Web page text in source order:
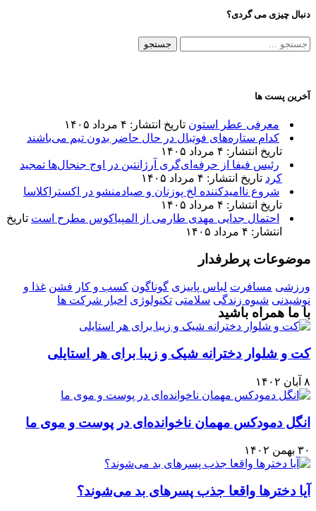
دنبال چیزی می گردی؟
جستجو
آخرین پست ها
معرفی عطر استون تاریخ انتشار: ۴ مرداد ۱۴۰۵
کدام ستاره‌های فوتبال در حال حاضر بدون تیم می‌باشند
تاریخ انتشار: ۴ مرداد ۱۴۰۵
رئیس فیفا از حرفه‌ای‌گری آرژانتین در اوج جنجال‌ها تمجید
کرد تاریخ انتشار: ۴ مرداد ۱۴۰۵
شروع ناامیدکننده لخ پوزنان و صیادمنشو در اکستراکلاسا
تاریخ انتشار: ۴ مرداد ۱۴۰۵
احتمال جدایی مهدی طارمی از المپیاکوس مطرح است تاریخ
انتشار: ۴ مرداد ۱۴۰۵
موضوعات پرطرفدار
ورزشی مسافرت لباس پاییزی گوناگون کسب و کار فشن غذا و
نوشیدنی شیوه زندگی سلامتی تکنولوژی اخبار شرکت ها
با ما همراه باشید
کت و شلوار دخترانه شیک و زیبا برای هر استایلی
۸ آبان ۱۴۰۲
انگل دمودکس مهمان ناخوانده‌ای در پوست و موی ما
۳۰ بهمن ۱۴۰۲
آیا دخترها واقعا جذب پسرهای بد می‌شوند؟